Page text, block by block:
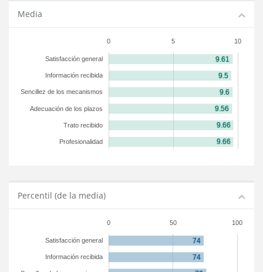
Media
0 5 10
Satisfacción general
Información recibida
Sencillez de los mecanismos
Adecuación de los plazos
Trato recibido
Profesionalidad
Percentil (de la media)
0 50 100
Satisfacción general
Información recibida